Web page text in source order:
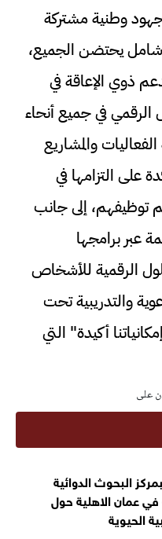
وطنية مشتركة
يحتضن الجميع،
ذوي الإعاقة في
الرقمي في جميع أنحاء
والمشاريع
على التزامها في
توظيفهم، إلى جانب
عبر برامجها
الرقمية للأشخاص
والتدريبية تحت
أكيدة" التي
على
البحوث الدوائية
عمان الاهلية حول
الحيوية